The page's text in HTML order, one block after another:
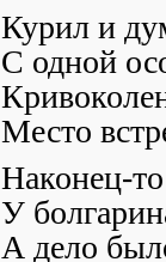
Курил и
С одной
Место
Наконец-
У
А дело